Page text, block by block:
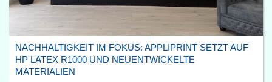
NACHHALTIGKEIT IM FOKUS: APPLIPRINT SETZT AUF
HP LATEX R1000 UND NEUENTWICKELTE
MATERIALIEN